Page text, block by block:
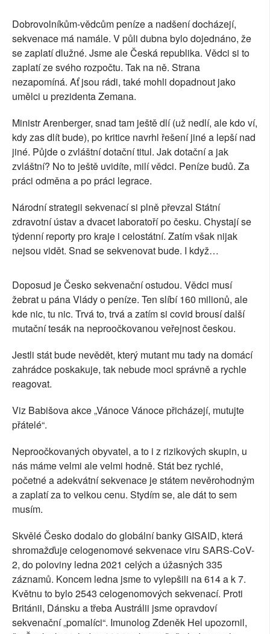
Dobrovolníkům-vědcům peníze a nadšení docházejí,
sekvenace má namále. V půli dubna bylo dojednáno, že
se zaplatí dlužné. Jsme ale Česká republika. Vědci si to
zaplatí ze svého rozpočtu. Tak na ně. Strana
nezapomíná. Ať jsou rádi, také mohli dopadnout jako
umělci u prezidenta Zemana.
Ministr Arenberger, snad tam ještě dlí (už nedlí, ale kdo ví,
kdy zas dlít bude), po kritice navrhl řešení jiné a lepší nad
jiné. Půjde o zvláštní dotační titul. Jak dotační a jak
zvláštní? No to ještě uvidíte, milí vědci. Peníze budů. Za
práci odměna a po práci legrace.
Národní strategii sekvenací si plně převzal Státní
zdravotní ústav a dvacet laboratoří po česku. Chystají se
týdenní reporty pro kraje i celostátní. Zatím však nijak
nejsou vidět. Snad se sekvenovat bude. I když…
Doposud je Česko sekvenační ostudou. Vědci musí
žebrat u pána Vlády o peníze. Ten slíbí 160 milionů, ale
kde nic, tu nic. Trvá to, trvá a zatím si covid brousí další
mutační tesák na neproočkovanou veřejnost českou.
Jestli stát bude nevědět, který mutant mu tady na domácí
zahrádce poskakuje, tak nebude moci správně a rychle
reagovat.
Viz Babišova akce „Vánoce Vánoce přicházejí, mutujte
přátelé“.
Neproočkovaných obyvatel, a to i z rizikových skupin, u
nás máme velmi ale velmi hodně. Stát bez rychlé,
početné a adekvátní sekvenace je státem nevěrohodným
a zaplatí za to velkou cenu. Stydím se, ale dát to sem
musím.
Skvělé Česko dodalo do globální banky GISAID, která
shromažďuje celogenomové sekvenace viru SARS-CoV-
2, do poloviny ledna 2021 celých a úžasných 335
záznamů. Koncem ledna jsme to vylepšili na 614 a k 7.
Květnu to bylo 2543 celogenomových sekvenací. Proti
Británii, Dánsku a třeba Austrálii jsme opravdoví
sekvenační „pomalíci“. Imunolog Zdeněk Hel upozornil,